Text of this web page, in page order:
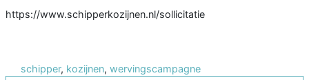
https://www.schipperkozijnen.nl/sollicitatie
schipper, kozijnen, wervingscampagne